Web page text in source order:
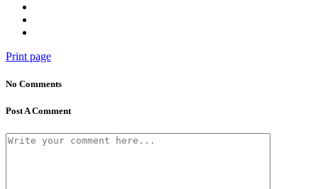
Print page
No Comments
Post A Comment